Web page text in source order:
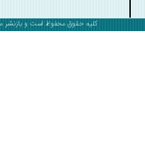
کلیه حقوق محفوظ است و بازنشر مطالب با